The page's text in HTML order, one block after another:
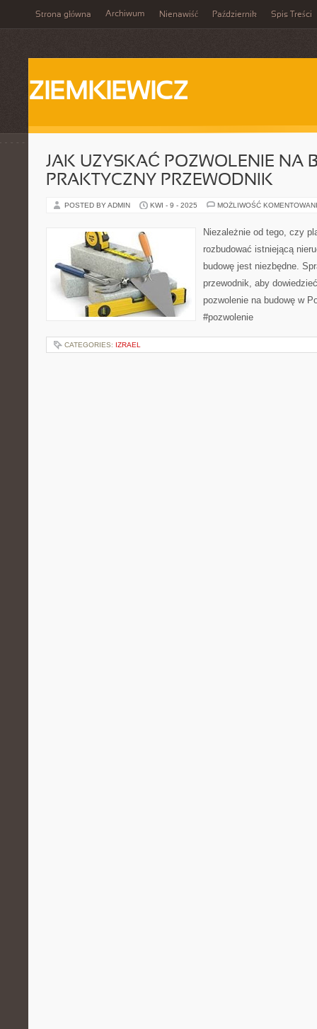
Strona główna Archiwum Nienawiść Październik Spis Treści
ZIEMKIEWICZ
JAK UZYSKAĆ POZWOLENIE NA
PRAKTYCZNY PRZEWODNIK
POSTED BY ADMIN KWI - 9 - 2025 MOŻLIWOŚĆ
Niezależnie od tego, czy
rozbudować istniejącą
budowę jest niezbędne.
przewodnik, aby
pozwolenie na budowę w
#pozwolenie
CATEGORIES: IZRAEL